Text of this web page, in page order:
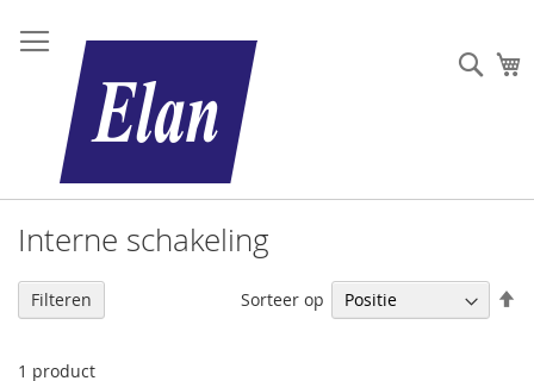
Interne schakeling
1 product
Sorteer op
Filteren